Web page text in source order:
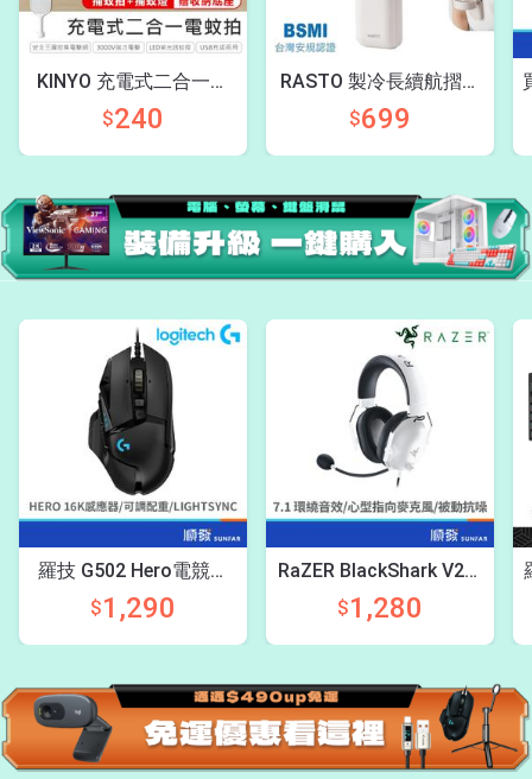
KINYO 充電式二合一電
蚊拍
$240
RASTO 製冷長續航摺疊
風扇
$699
羅技 G502 Hero電競滑
鼠(黑)
$1,290
RaZER BlackShark V2耳
機麥克風(白)
$1,280